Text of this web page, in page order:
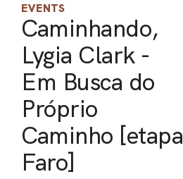
EVENTS
Caminhando,
Lygia Clark -
Em Busca do
Próprio
Caminho [etapa
Faro]